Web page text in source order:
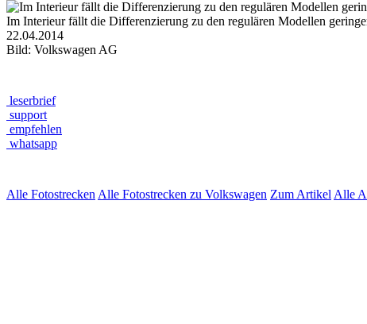
Im Interieur fällt die Differenzierung zu den regulären Modellen
22.04.2014
Bild: Volkswagen AG
leserbrief
support
empfehlen
whatsapp
Alle Fotostrecken Alle Fotostrecken zu Volkswagen Zum Artikel Alle